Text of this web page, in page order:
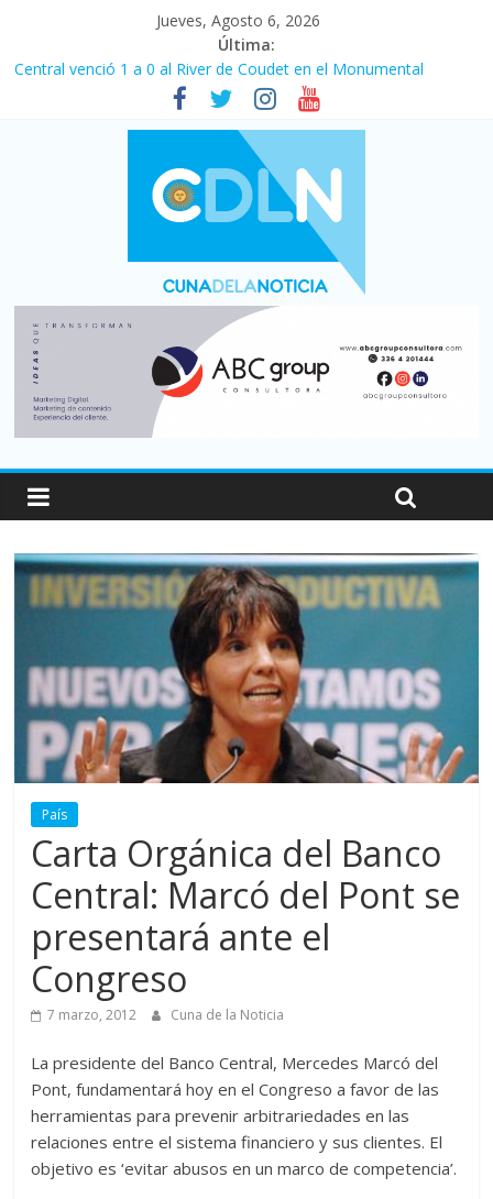
Jueves, Agosto 6, 2026
Última:
Central venció 1 a 0 al River de Coudet en el Monumental
La morosidad alcanzó su nivel más alto en dos décadas y ya
afecta a 400 mil deudores en Santa Fe
Desde que asumió Milei cerraron 41.000 kioscos: el sector
denuncia crisis como en 2001
Vacaciones de invierno con más movimiento y consumo
turístico: 4,6 millones de personas viajaron por el país, un 5,9%
Fuerte caída de la venta de autos usados en julio: bajó un 12,6%
País
Carta Orgánica del Banco
Central: Marcó del Pont se
presentará ante el
Congreso
7 marzo, 2012 Cuna de la Noticia
La presidente del Banco Central, Mercedes Marcó del
Pont, fundamentará hoy en el Congreso a favor de las
herramientas para prevenir arbitrariedades en las
relaciones entre el sistema financiero y sus clientes. El
objetivo es ‘evitar abusos en un marco de competencia’.